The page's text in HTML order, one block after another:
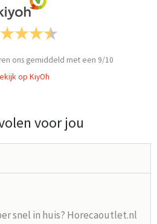
ons gemiddeld met een 9/10
op KiyOh
voor jou
snel in huis? Horecaoutlet.nl